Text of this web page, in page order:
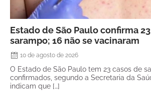
Estado de São Paulo confirma
sarampo; 16 não se vacinaram
10 de agosto de 2026
O Estado de São Paulo tem 23 casos de
confirmados, segundo a Secretaria da
indicam que […]